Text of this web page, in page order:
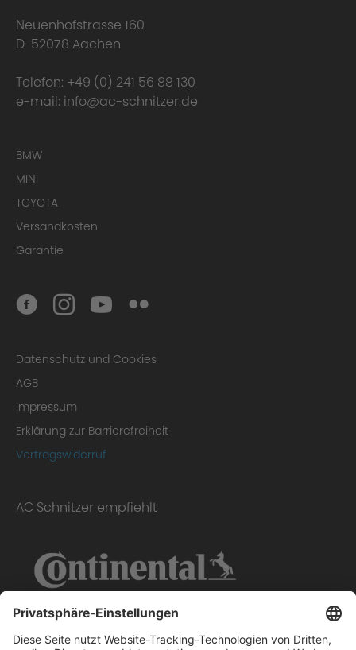
Fazit
Neuenhofstrasse 160
D-52078 Aachen
Telefon: +49 (0) 241 56 88 130
e-mail: info@ac-schnitzer.de
BMW
MINI
TOYOTA
Versandkosten
Garantie
Datenschutz und Cookies
AGB
Impressum
Erklärung zur Barrierefreiheit
Vertragswiderruf
AC Schnitzer empfiehlt